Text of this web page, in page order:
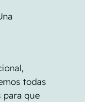
todas
para que